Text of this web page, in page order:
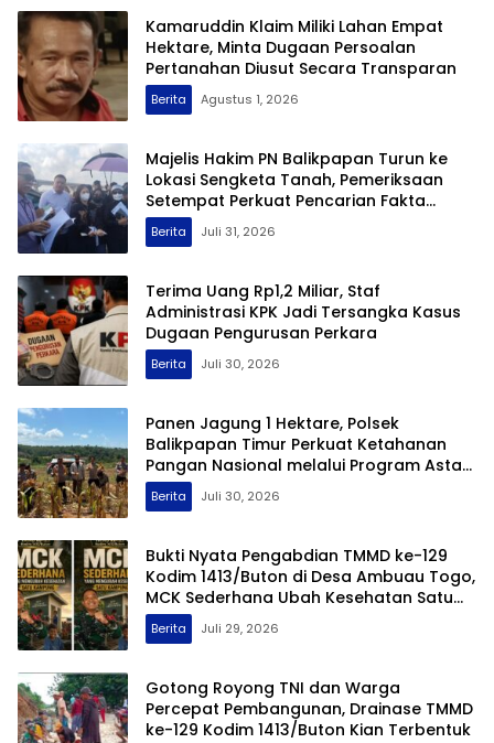
Kamaruddin Klaim Miliki Lahan Empat
Hektare, Minta Dugaan Persoalan
Pertanahan Diusut Secara Transparan
Berita Agustus 1, 2026
Majelis Hakim PN Balikpapan Turun ke
Lokasi Sengketa Tanah, Pemeriksaan
Setempat Perkuat Pencarian Fakta
Hukum
Berita Juli 31, 2026
Terima Uang Rp1,2 Miliar, Staf
Administrasi KPK Jadi Tersangka Kasus
Dugaan Pengurusan Perkara
Berita Juli 30, 2026
Panen Jagung 1 Hektare, Polsek
Balikpapan Timur Perkuat Ketahanan
Pangan Nasional melalui Program Asta
Cita
Berita Juli 30, 2026
Bukti Nyata Pengabdian TMMD ke-129
Kodim 1413/Buton di Desa Ambuau Togo,
MCK Sederhana Ubah Kesehatan Satu
Kampung
Berita Juli 29, 2026
Gotong Royong TNI dan Warga
Percepat Pembangunan, Drainase TMMD
ke-129 Kodim 1413/Buton Kian Terbentuk